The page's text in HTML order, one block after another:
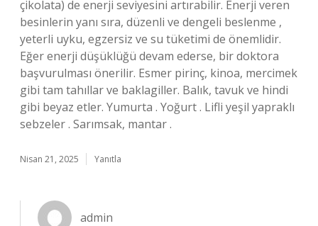
çikolata) de enerji seviyesini artırabilir. Enerji veren
besinlerin yanı sıra, düzenli ve dengeli beslenme ,
yeterli uyku, egzersiz ve su tüketimi de önemlidir.
Eğer enerji düşüklüğü devam ederse, bir doktora
başvurulması önerilir. Esmer pirinç, kinoa, mercimek
gibi tam tahıllar ve baklagiller. Balık, tavuk ve hindi
gibi beyaz etler. Yumurta . Yoğurt . Lifli yeşil yapraklı
sebzeler . Sarımsak, mantar .
Nisan 21, 2025 Yanıtla
admin